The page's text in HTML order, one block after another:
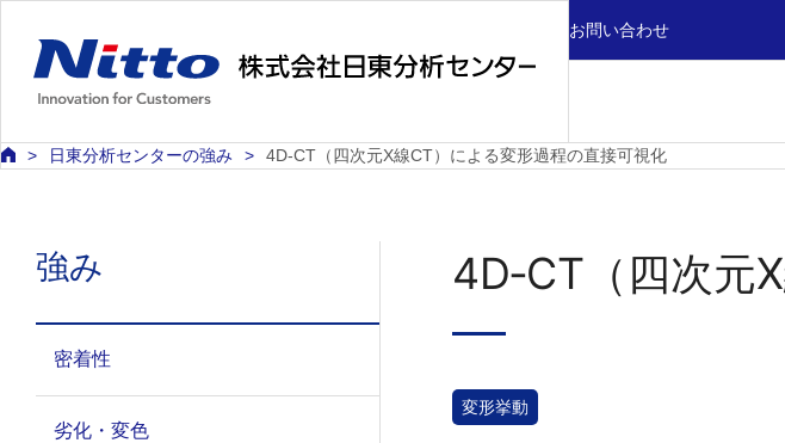
お問い合わせ
日東分析センターの強み 4D‑CT（四次元X線CT）による変形過程の直接可視化
4D‑CT（四次元
変形挙動
強み
密着性
劣化・変色